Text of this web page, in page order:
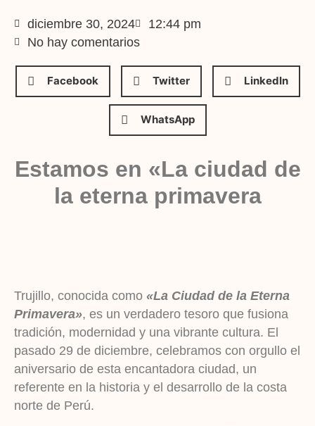
diciembre 30, 2024
12:44 pm
No hay comentarios
Facebook Twitter LinkedIn
WhatsApp
Estamos en «La ciudad de
la eterna primavera
Trujillo, conocida como «La Ciudad de la Eterna
Primavera», es un verdadero tesoro que fusiona
tradición, modernidad y una vibrante cultura. El
pasado 29 de diciembre, celebramos con orgullo el
aniversario de esta encantadora ciudad, un
referente en la historia y el desarrollo de la costa
norte de Perú.